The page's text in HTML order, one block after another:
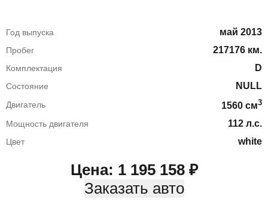
Год выпуска май 2013
Пробег 217176 км.
Комплектация D
Состояние NULL
Двигатель 1560 cм3
Мощность двигателя 112 л.с.
Цвет white
Цена: 1 195 158₽
Заказать авто